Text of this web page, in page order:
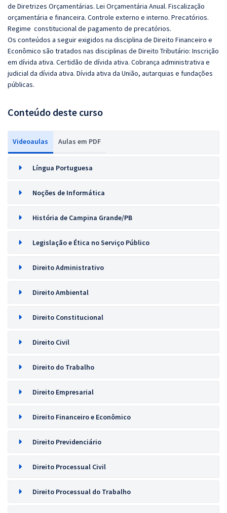
de Diretrizes Orçamentárias. Lei Orçamentária Anual. Fiscalização
orçamentária e financeira. Controle externo e interno. Precatórios.
Regime constitucional de pagamento de precatórios.
Os conteúdos a seguir exigidos na disciplina de Direito Financeiro e
Econômico são tratados nas disciplinas de Direito Tributário: Inscrição
em dívida ativa. Certidão de dívida ativa. Cobrança administrativa e
judicial da dívida ativa. Dívida ativa da União, autarquias e fundações
públicas.
Conteúdo deste curso
Videoaulas Aulas em PDF
Língua Portuguesa
Noções de Informática
História de Campina Grande/PB
Legislação e Ética no Serviço Público
Direito Administrativo
Direito Ambiental
Direito Constitucional
Direito Civil
Direito do Trabalho
Direito Empresarial
Direito Financeiro e Econômico
Direito Previdenciário
Direito Processual Civil
Direito Processual do Trabalho